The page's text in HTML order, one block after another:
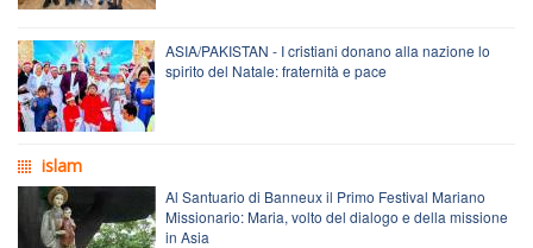
ASIA/PAKISTAN - I cristiani donano alla nazione lo
spirito del Natale: fraternità e pace
islam
Al Santuario di Banneux il Primo Festival Mariano
Missionario: Maria, volto del dialogo e della missione
in Asia